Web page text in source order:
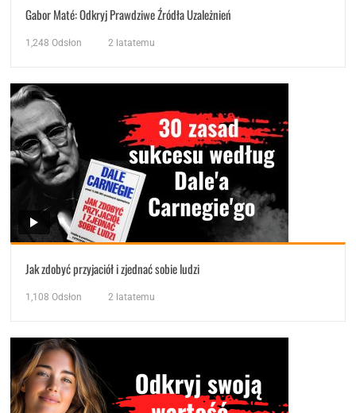
Gabor Maté: Odkryj Prawdziwe Źródła Uzależnień
1,248 Odsłon 2 latatemu
Jak zdobyć przyjaciół i zjednać sobie ludzi
1,108 Odsłon 2 latatemu